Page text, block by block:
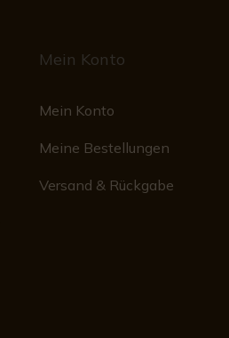
Mein Konto
Mein Konto
Meine Bestellungen
Versand & Rückgabe